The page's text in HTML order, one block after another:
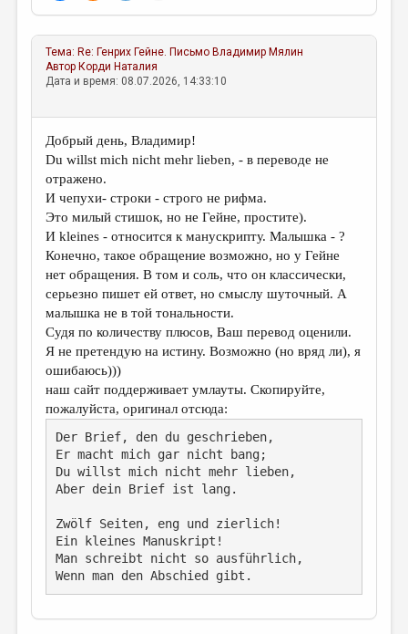
ТРЕДИАКОВСКИЙ
МЕДИА
ВКОНТАКТЕ
Тема: Re: Генрих Гейне. Письмо Владимир Мялин
Автор Корди Наталия
Дата и время: 08.07.2026, 14:33:10
Добрый день, Владимир!
Du willst mich nicht mehr lieben, - в переводе не
отражено.
И чепухи- строки - строго не рифма.
Это милый стишок, но не Гейне, простите).
И kleines - относится к манускрипту. Малышка - ?
Конечно, такое обращение возможно, но у Гейне
нет обращения. В том и соль, что он классически,
серьезно пишет ей ответ, но смыслу шуточный. А
малышка не в той тональности.
Судя по количеству плюсов, Ваш перевод оценили.
Я не претендую на истину. Возможно (но вряд ли), я
ошибаюсь)))
наш сайт поддерживает умлауты. Скопируйте,
пожалуйста, оригинал отсюда:
Der Brief, den du geschrieben,
Er macht mich gar nicht bang;
Du willst mich nicht mehr lieben,
Aber dein Brief ist lang.
Zwölf Seiten, eng und zierlich!
Ein kleines Manuskript!
Man schreibt nicht so ausführlich,
Wenn man den Abschied gibt.